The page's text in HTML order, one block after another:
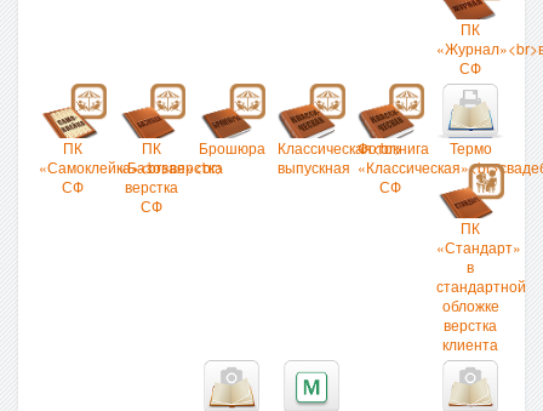
ПК
СФ
ПК
«Самоклейка»<br>верстка
СФ
ПК
«Базовая»<br>
верстка
СФ
Брошюра
Классическая<br>
выпускная
Фотокнига
СФ
Термо
ПК
«Стандарт»
в
стандартной
обложке
верстка
клиента